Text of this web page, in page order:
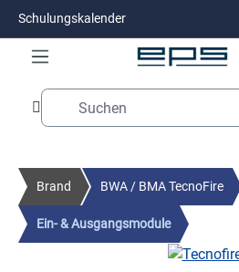
Zum Hauptinhalt springen
Schulungskalender
Brand BWA / BMA TecnoFire
Ein- & Ausgangsmodule